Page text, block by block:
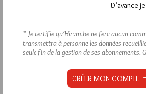
30 NOVEMBRE 2009 À 19H30 / RÉPONDRE
Toutes les informations sur la série V
site IMDB. Cf. http://www.imdb.com/title/
Apparemment, une nouvelle séie « V »
extraterrestres reptiliens sur Terre) a été
http://www.imdb.com/title/tt1307824/
D’avance
* Je certifie qu’Hiram.be ne fera aucun
transmettra à personne les données
seule fin de la gestion de ses abonnements.
CRÉER MON COMPTE